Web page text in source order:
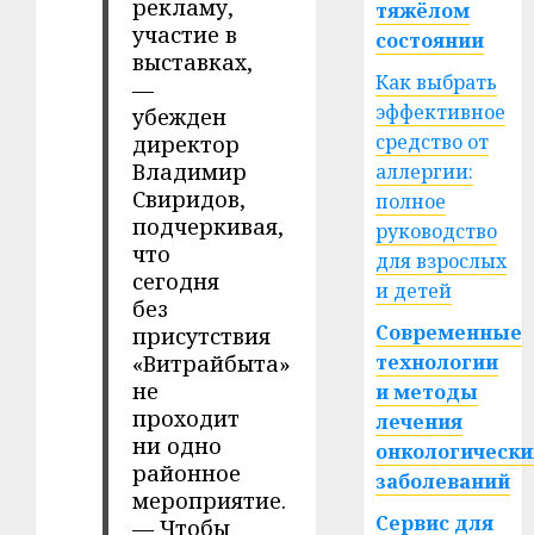
рекламу,
участие в
выставках,
—
убежден
директор
Владимир
Свиридов,
подчеркивая,
что
сегодня
без
присутствия
«Витрайбыта»
не
проходит
ни одно
районное
мероприятие.
— Чтобы
тяжёлом
состоянии
Как выбрать
эффективное
средство от
аллергии:
полное
руководство
для взрослых
и детей
Современные
технологии
и методы
лечения
заболеваний
Сервис для